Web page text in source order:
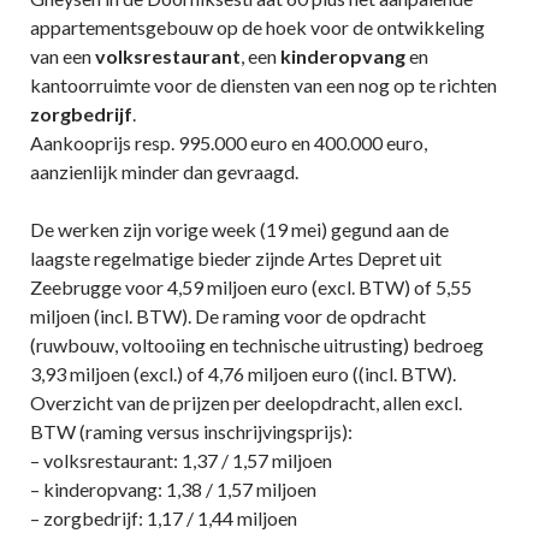
appartementsgebouw op de hoek voor de ontwikkeling
van eenvolksrestaurant, een kinderopvangen
kantoorruimte voor de diensten van een nog op te richten
zorgbedrijf.
Aankooprijs resp. 995.000 euro en 400.000 euro,
aanzienlijk minder dan gevraagd.
De werken zijn vorige week (19 mei) gegund aan de
laagste regelmatige bieder zijnde Artes Depret uit
Zeebrugge voor 4,59 miljoen euro (excl. BTW) of 5,55
miljoen (incl. BTW). De raming voor de opdracht
(ruwbouw, voltooiing en technische uitrusting) bedroeg
3,93 miljoen (excl.) of 4,76 miljoen euro ((incl. BTW).
Overzicht van de prijzen per deelopdracht, allen excl.
BTW (raming versus inschrijvingsprijs):
– volksrestaurant: 1,37 / 1,57 miljoen
– kinderopvang: 1,38 / 1,57 miljoen
– zorgbedrijf: 1,17 / 1,44 miljoen